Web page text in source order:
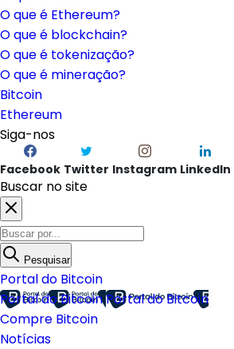
O que é Ethereum?
O que é blockchain?
O que é tokenização?
O que é mineração?
Bitcoin
Ethereum
Siga-nos
Facebook Twitter Instagram LinkedIn
Buscar no site
Pesquisar
Portal do Bitcoin
Portal do BitcoinPortal do Bitcoin
Compre Bitcoin
Notícias